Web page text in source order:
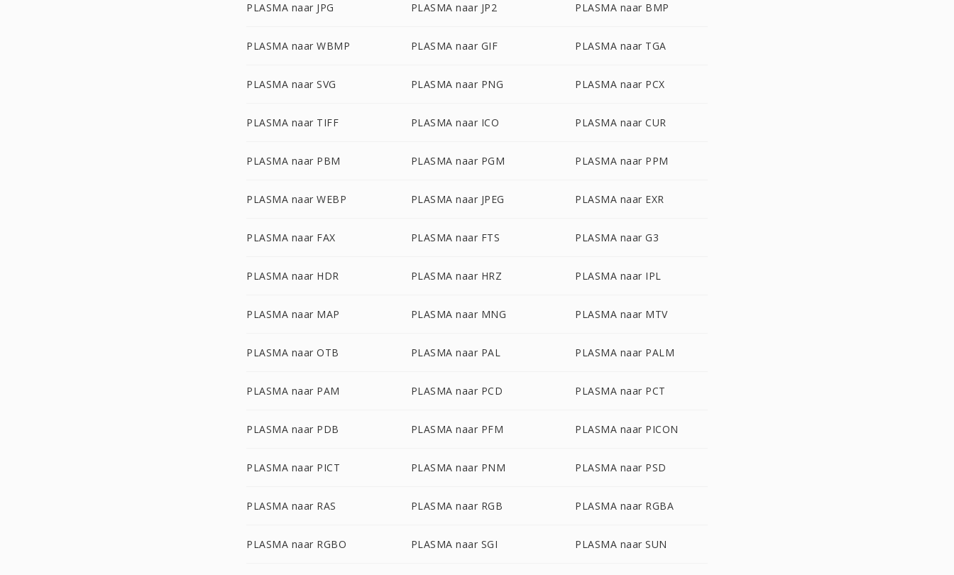
PLASMA naar JPG PLASMA naar JP2 PLASMA naar BMP
PLASMA naar WBMP PLASMA naar GIF PLASMA naar TGA
PLASMA naar SVG PLASMA naar PNG PLASMA naar PCX
PLASMA naar TIFF PLASMA naar ICO PLASMA naar CUR
PLASMA naar PBM PLASMA naar PGM PLASMA naar PPM
PLASMA naar WEBP PLASMA naar JPEG PLASMA naar EXR
PLASMA naar FAX PLASMA naar FTS PLASMA naar G3
PLASMA naar HDR PLASMA naar HRZ PLASMA naar IPL
PLASMA naar MAP PLASMA naar MNG PLASMA naar MTV
PLASMA naar OTB PLASMA naar PAL PLASMA naar PALM
PLASMA naar PAM PLASMA naar PCD PLASMA naar PCT
PLASMA naar PDB PLASMA naar PFM PLASMA naar PICON
PLASMA naar PICT PLASMA naar PNM PLASMA naar PSD
PLASMA naar RAS PLASMA naar RGB PLASMA naar RGBA
PLASMA naar RGBO PLASMA naar SGI PLASMA naar SUN